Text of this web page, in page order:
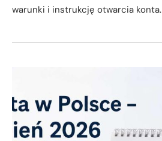
warunki i instrukcję otwarcia konta.